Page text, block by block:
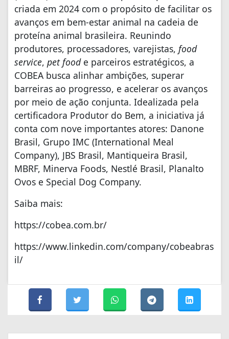
criada em 2024 com o propósito de facilitar os
avanços em bem-estar animal na cadeia de
proteína animal brasileira. Reunindo
produtores, processadores, varejistas, food
service, pet foode parceiros estratégicos, a
COBEA busca alinhar ambições, superar
barreiras ao progresso, e acelerar os avanços
por meio de ação conjunta. Idealizada pela
certificadora Produtor do Bem, a iniciativa já
conta com nove importantes atores: Danone
Brasil, Grupo IMC (International Meal
Company), JBS Brasil, Mantiqueira Brasil,
MBRF, Minerva Foods, Nestlé Brasil, Planalto
Ovos e Special Dog Company.
Saiba mais:
https://cobea.com.br/
https://www.linkedin.com/company/cobeabras
il/